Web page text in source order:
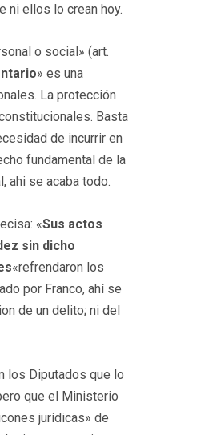
ni ellos lo crean hoy.
o social» (art.
» es una
La protección
Basta
de incurrir en
fundamental de la
ahi se acaba todo.
«Sus actos
sin dicho
«refrendaron los
por Franco, ahí se
de un delito; ni del
los Diputados que lo
que el Ministerio
jurídicas» de